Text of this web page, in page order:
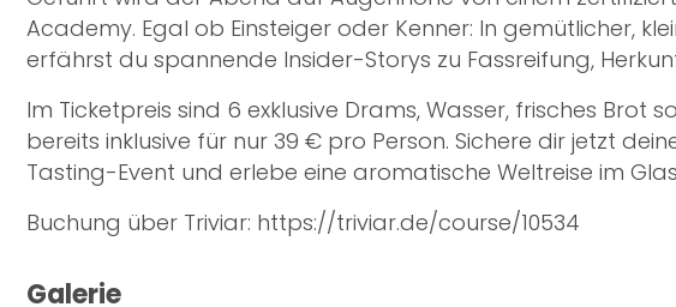
Academy. Egal ob Einsteiger oder Kenner: In gemütlicher,
erfährst du spannende Insider-Storys zu Fassreifung,
Im Ticketpreis sind 6 exklusive Drams, Wasser, frisches Brot
bereits inklusive für nur 39 € pro Person. Sichere dir jetzt
Tasting-Event und erlebe eine aromatische Weltreise im
Buchung über Triviar: https://triviar.de/course/10534
Galerie